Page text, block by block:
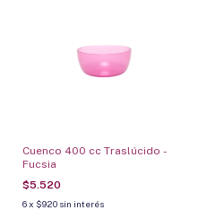
Cuenco 400 cc Traslúcido -
Fucsia
$5.520
6x $920 sin interés